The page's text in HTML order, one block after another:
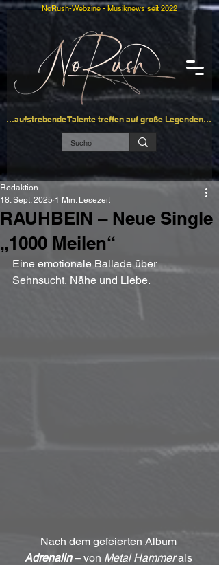
…aufstrebende Talente treffen auf große Legenden…
NoRush-Webzine - Musiknews seit 2022
RAUHBEIN – Neue Single
„1000 Meilen“
Redaktion
18. Sept. 2025 1 Min. Lesezeit
Eine emotionale Ballade über
Sehnsucht, Nähe und Liebe.
Nach dem gefeierten Album
Adrenalin – von Metal Hammer als